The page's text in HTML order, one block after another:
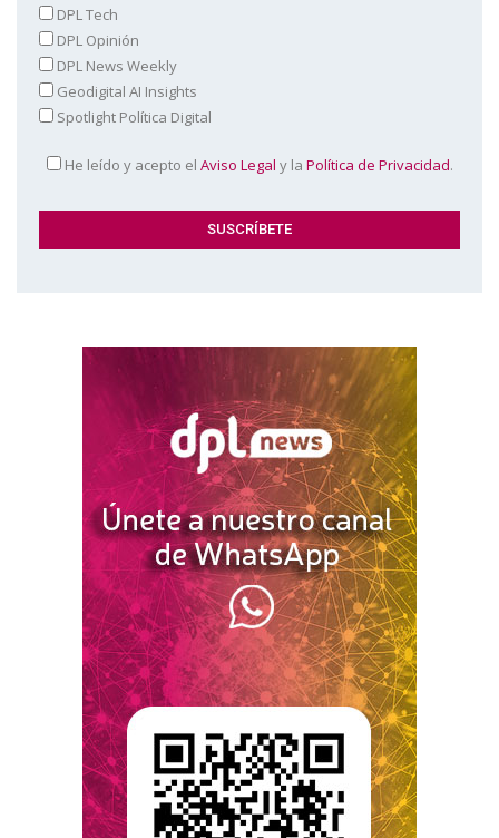
DPL Tech
DPL Opinión
DPL News Weekly
Geodigital AI Insights
Spotlight Política Digital
He leído y acepto el Aviso Legal y la Política de Privacidad.